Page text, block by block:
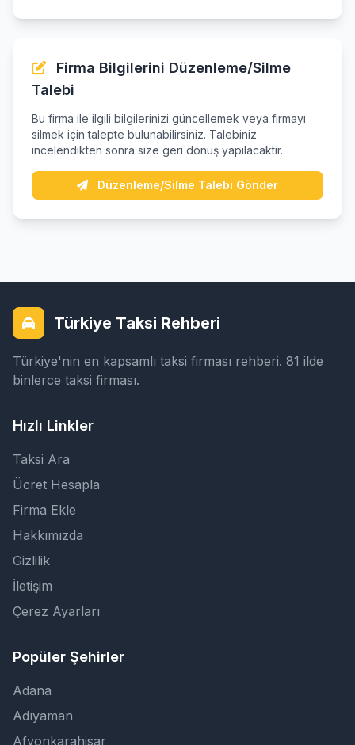
Firma Bilgilerini Düzenleme/Silme
Talebi
Bu firma ile ilgili bilgilerinizi güncellemek veya firmayı
silmek için talepte bulunabilirsiniz. Talebiniz
incelendikten sonra size geri dönüş yapılacaktır.
Düzenleme/Silme Talebi Gönder
Türkiye Taksi Rehberi
Türkiye'nin en kapsamlı taksi firması rehberi. 81 ilde
binlerce taksi firması.
Hızlı Linkler
Taksi Ara
Ücret Hesapla
Firma Ekle
Hakkımızda
Gizlilik
İletişim
Çerez Ayarları
Popüler Şehirler
Adana
Adıyaman
Afyonkarahisar